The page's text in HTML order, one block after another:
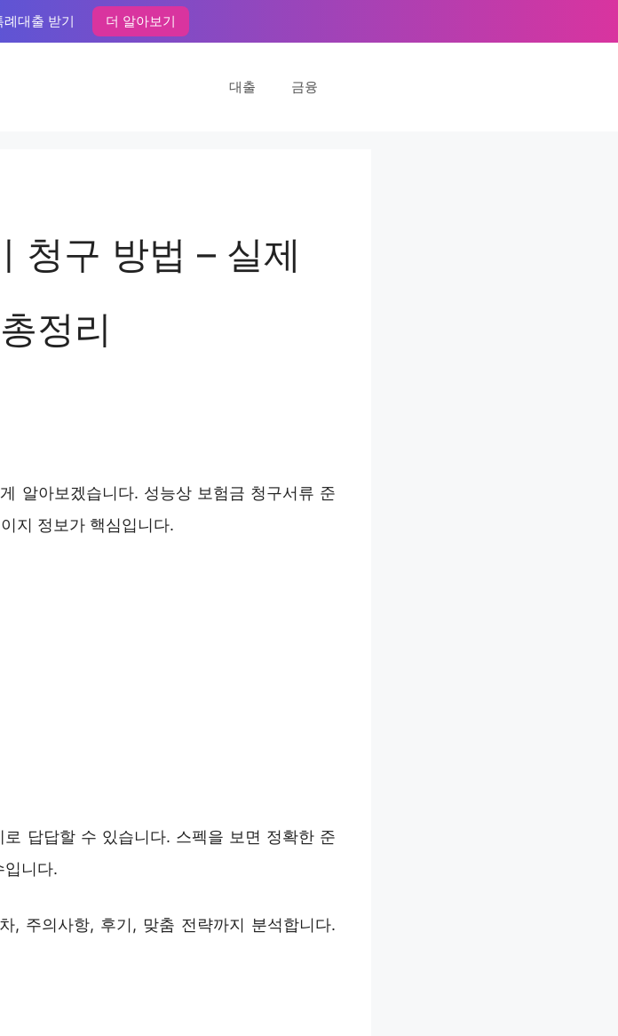
례대출 받기 더 알아보기
대출 금융
청구 방법 – 실제
정리
알아보겠습니다. 성능상 보험금 청구서류 준
지 정보가 핵심입니다.
답답할 수 있습니다. 스펙을 보면 정확한 준
입니다.
, 주의사항, 후기, 맞춤 전략까지 분석합니다.